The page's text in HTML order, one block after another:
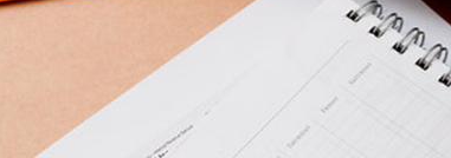
Buchhaltung leicht gemacht 1